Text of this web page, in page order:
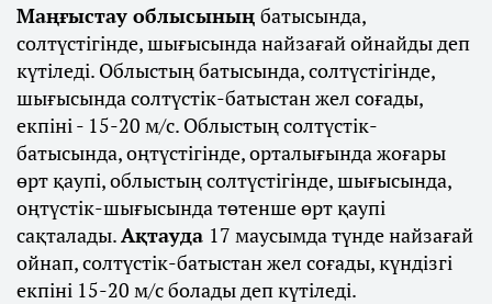
Маңғыстау облысының батысында,
солтүстігінде, шығысында найзағай ойнайды деп
күтіледі. Облыстың батысында, солтүстігінде,
шығысында солтүстік-батыстан жел соғады,
екпіні - 15-20 м/с. Облыстың солтүстік-
батысында, оңтүстігінде, орталығында жоғары
өрт қаупі, облыстың солтүстігінде, шығысында,
оңтүстік-шығысында төтенше өрт қаупі
сақталады.Ақтауда 17 маусымда түнде найзағай
ойнап, солтүстік-батыстан жел соғады, күндізгі
екпіні 15-20 м/с болады деп күтіледі.